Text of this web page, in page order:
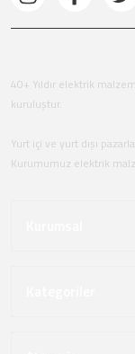
40+ Yıldır elektrik
kuruluştur.
Yurt içi ve yurt dışı
Kurumumuz elektrik